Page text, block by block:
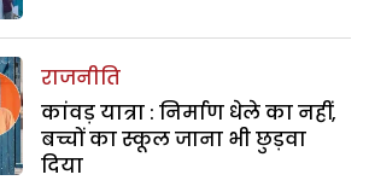
राजनीति
कांवड़ यात्रा : निर्माण धेले का नहीं,
बच्चों का स्कूल जाना भी छुड़वा
दिया